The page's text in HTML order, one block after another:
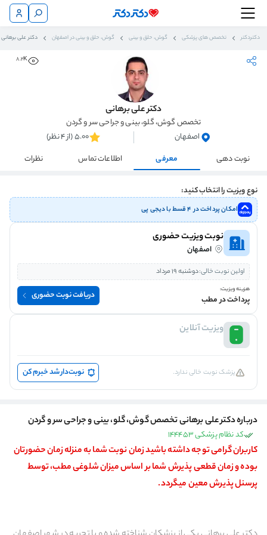
دکتردکتر تخصص های پزشکی گوش، حلق و بینی گوش، حلق و بینی در اصفهان دکتر علی برهانی
8.2K
دکتر علی برهانی
تخصص گوش، گلو، بینی و جراحی سر و گردن
اصفهان
5.00 (از 4 نظر)
نوبت دهی
معرفی اطلاعات تماس نظرات
نوع ویزیت را انتخاب کنید:
امکان پرداخت در ۴ قسط با دیجی پی
نوبت ویزیت حضوری
اصفهان
اولین نوبت خالی:دوشنبه 19 مرداد
هزینه ویزیت:
پرداخت در مطب دریافت نوبت حضوری
ویزیت آنلاین
پزشک نوبت خالی ندارد. نوبت‌دار شد خبرم کن
درباره دکتر علی برهانی تخصص گوش، گلو، بینی و جراحی سر و گردن
کد نظام پزشکی 144453
کاربران گرامی توجه داشته باشید زمان نوبت شما به منزله زمان حضورتان
بوده و زمان قطعی پذیرش شما بر اساس میزان شلوغی مطب، توسط
پرسنل پذیرش معین میگردد.